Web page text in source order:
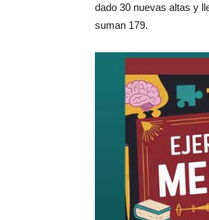
dado 30 nuevas altas y
suman 179.